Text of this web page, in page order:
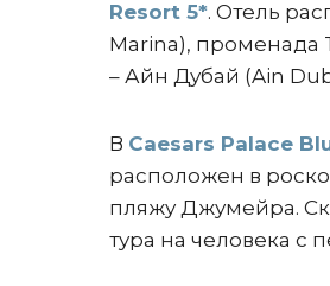
Resort 5*. Отель
Marina), променада
– Айн Дубай (Ain
В Caesars Palace
расположен в
пляжу Джумейра.
тура на человека с